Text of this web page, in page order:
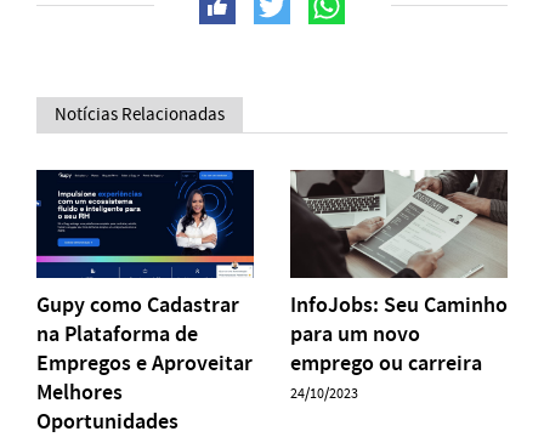
Notícias Relacionadas
Gupy como Cadastrar
na Plataforma de
Empregos e Aproveitar
Melhores
Oportunidades
InfoJobs: Seu Caminho
para um novo
emprego ou carreira
24/10/2023